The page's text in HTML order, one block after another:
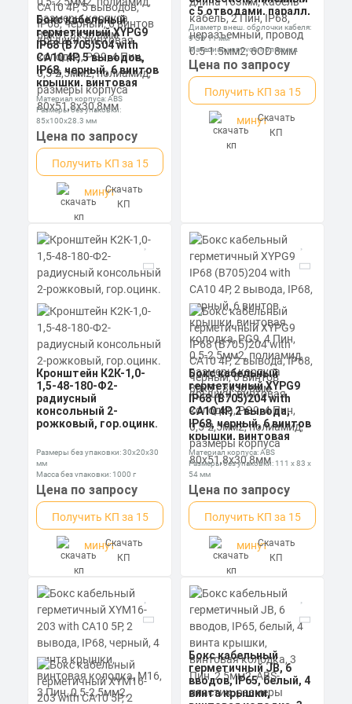
Бокс кабельный
герметичный XYPG9
IP68 (B705)504 with
CA10 4P, 5 выводов,
IP68, черный, 6 винтов
крышки, винтовая
колодка, PG9, 4 Пин,
0,5-2,5мм2, полиамид,
размеры корпуса
80х51,8х30,8мм
Материал корпуса: ABS
Размеры без упаковки:
85x100x28.3 мм
Степень пылевлагозащиты: IP67
Цена по запросу
Получить КП за 15
минутСкачать
КП
с 5 отводами, паралл,
без клапана, винтовой,
длина 163мм, кабель-
кабель, 2 Пин, IP68,
неразъемный, провод
0.5-1.5мм2, 6OD 8мм
Диаметр внеш. оболочки кабеля:
9 OD 11 мм
Материал корпуса: полиамид
Номинальное напряжение: 250 В
Цена по запросу
Получить КП за 15
минутСкачать
КП
Кронштейн К2К-1,0-
1,5-48-180-Ф2-
радиусный
консольный 2-
рожковый, гор.оцинк.
Размеры без упаковки: 30x20x30
мм
Масса без упаковки: 1000 г
Цена по запросу
Получить КП за 15
минутСкачать
КП
Бокс кабельный
герметичный XYPG9
IP68 (B705)204 with
CA10 4P, 2 вывода,
IP68, черный, 6 винтов
крышки, винтовая
колодка, PG9, 4 Пин,
0,5-2,5мм2, полиамид,
размеры корпуса
80х51,8х30,8мм
Материал корпуса: ABS
Размеры без упаковки: 111 x 83 x
54 мм
Степень пылевлагозащиты: IP68
Цена по запросу
Получить КП за 15
минутСкачать
КП
Бокс кабельный
герметичный JB, 6
вводов, IP65, белый, 4
винта крышки,